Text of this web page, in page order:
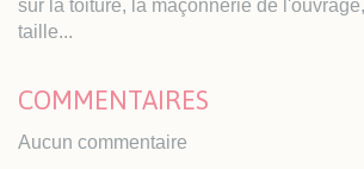
sur la toiture, la maçonnerie de
taille...
COMMENTAIRES
Aucun commentaire